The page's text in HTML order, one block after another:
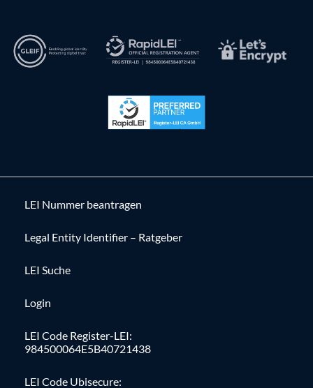
LEI Nummer beantragen
Legal Entity Identifier – Ratgeber
LEI Suche
Login
LEI Code Register-LEI:
984500064E5B40721438
LEI Code Ubisecure: